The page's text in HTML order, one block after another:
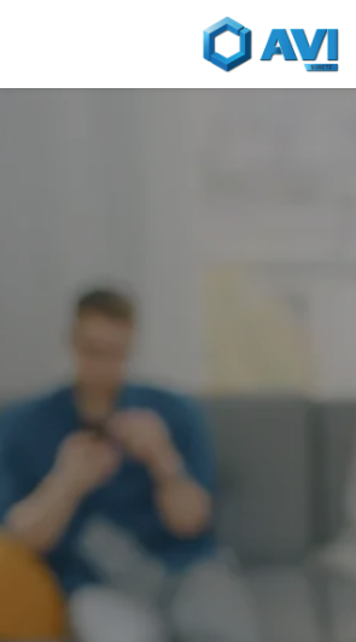
Panneau de gestion des cookies